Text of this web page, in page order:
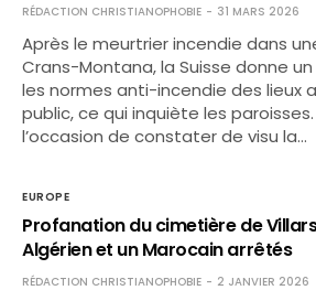
RÉDACTION CHRISTIANOPHOBIE 31 MARS 2026
Après le meurtrier incendie dans
Crans-Montana, la Suisse donne
les normes anti-incendie des lieux
public, ce qui inquiète les paroisses.
l’occasion de constater de visu la…
EUROPE
Profanation du cimetière de
Algérien et un Marocain arrêtés
RÉDACTION CHRISTIANOPHOBIE 2 JANVIER 2026